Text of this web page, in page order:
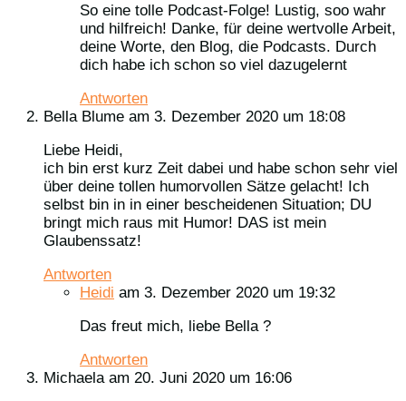
So eine tolle Podcast-Folge! Lustig, soo wahr
und hilfreich! Danke, für deine wertvolle Arbeit,
deine Worte, den Blog, die Podcasts. Durch
dich habe ich schon so viel dazugelernt
Antworten
Bella Blume am 3. Dezember 2020 um 18:08
Liebe Heidi,
ich bin erst kurz Zeit dabei und habe schon sehr viel
über deine tollen humorvollen Sätze gelacht! Ich
selbst bin in in einer bescheidenen Situation; DU
bringt mich raus mit Humor! DAS ist mein
Glaubenssatz!
Antworten
Heidi am 3. Dezember 2020 um 19:32
Das freut mich, liebe Bella ?
Antworten
Michaela am 20. Juni 2020 um 16:06